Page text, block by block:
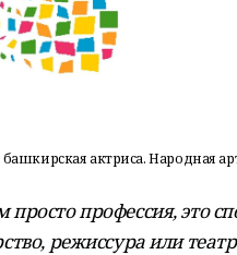
башкирская актриса. Народная
профессия, это
режиссура или